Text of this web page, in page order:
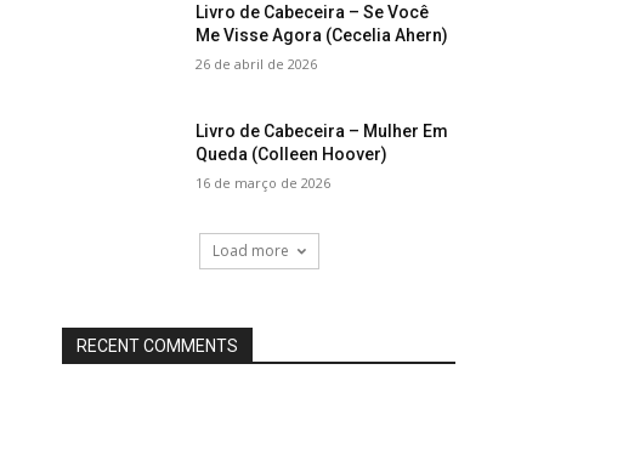
Livro de Cabeceira – Se Você
Me Visse Agora (Cecelia Ahern)
26 de abril de 2026
Livro de Cabeceira – Mulher Em
Queda (Colleen Hoover)
16 de março de 2026
Load more
RECENT COMMENTS